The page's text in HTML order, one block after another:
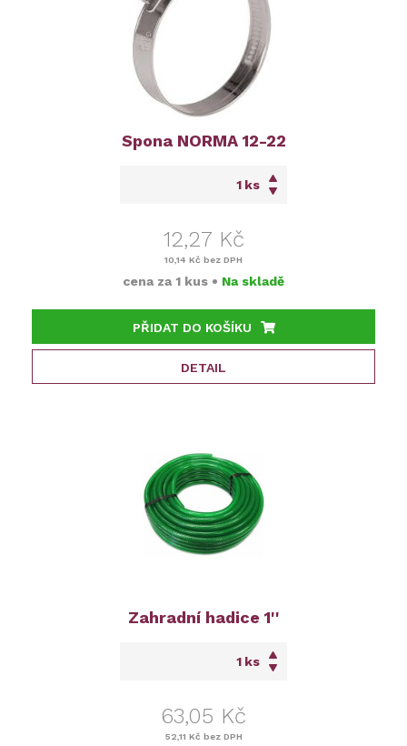
Spona NORMA 12-22
ks
12,27 Kč
10,14 Kč bez DPH
cena za 1 kus • Na skladě
PŘIDAT DO KOŠÍKU
DETAIL
Zahradní hadice 1''
ks
63,05 Kč
52,11 Kč bez DPH